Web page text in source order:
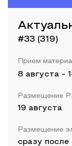
#33 (319)
Прием
8 августа -
Размещение
19 августа
Размещение
сразу после